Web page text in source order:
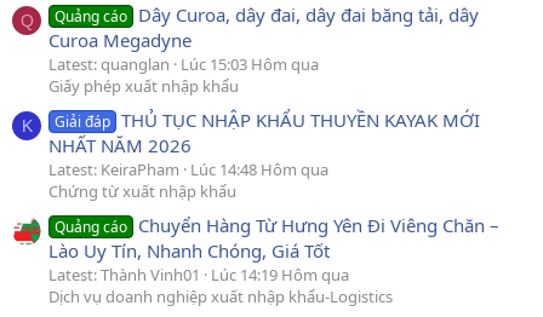
Q Quảng cáo Dây Curoa, dây đai, dây đai băng tải, dây
Curoa Megadyne
Latest: quanglan
Lúc 15:03 Hôm qua
Giấy phép xuất nhập khẩu
K Giải đáp THỦ TỤC NHẬP KHẨU THUYỀN KAYAK MỚI
NHẤT NĂM 2026
Latest: KeiraPham
Lúc 14:48 Hôm qua
Chứng từ xuất nhập khẩu
Quảng cáo Chuyển Hàng Từ Hưng Yên Đi Viêng Chăn –
Lào Uy Tín, Nhanh Chóng, Giá Tốt
Latest: Thành Vinh01
Lúc 14:19 Hôm qua
Dịch vụ doanh nghiệp xuất nhập khẩu-Logistics